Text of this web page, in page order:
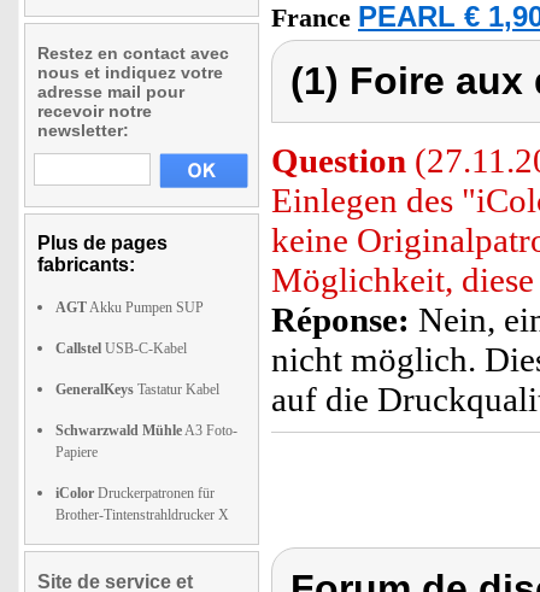
Restez en contact avec
nous et indiquez votre
adresse mail pour
recevoir notre
newsletter:
Plus de pages
fabricants:
AGTAkku Pumpen SUP
Callstel USB-C-Kabel
GeneralKeys Tastatur Kabel
Schwarzwald MühleA3 Foto-
Papiere
iColor Druckerpatronen für
Brother-Tintenstrahldrucker X
Site de service et
France PEARL €
(1) Foire
Question
Einlegen des
keine
Möglichkeit,
Réponse: Nein,
nicht möglich.
auf die